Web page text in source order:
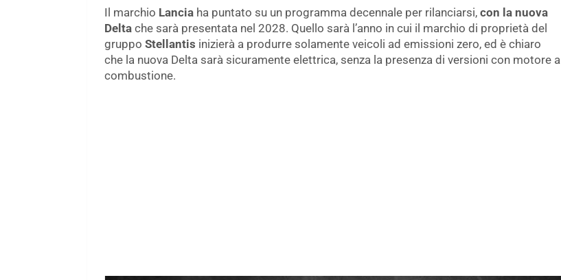
Il marchio Lancia ha puntato su un programma decennale per rilanciarsi, con la nuova
Delta che sarà presentata nel 2028. Quello sarà l’anno in cui il marchio di proprietà del
gruppo Stellantis inizierà a produrre solamente veicoli ad emissioni zero, ed è chiaro
che la nuova Delta sarà sicuramente elettrica, senza la presenza di versioni con motore a
combustione.